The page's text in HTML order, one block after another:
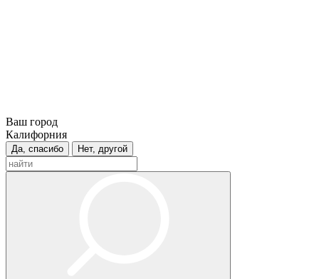
Ваш город
Калифорния
Да, спасибо Нет, другой